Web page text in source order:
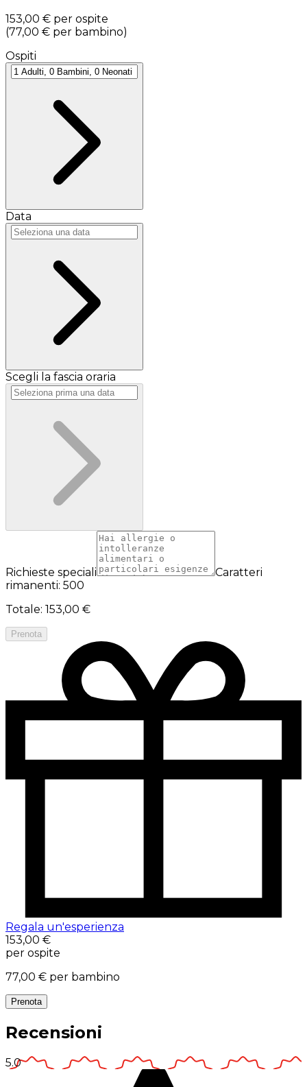
153,00 € per ospite
(77,00 € per bambino)
Ospiti
Data
Scegli la fascia oraria
Richieste speciali
Caratteri
rimanenti: 500
Totale: 153,00 €
Prenota
Regala un'esperienza
153,00 €
per ospite
77,00 € per bambino
Prenota
Recensioni
5.0